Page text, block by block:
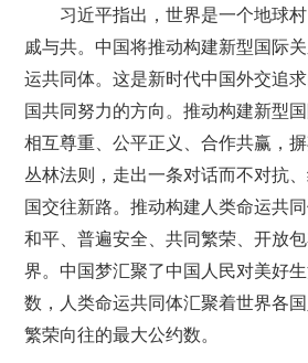
习近平指出，世界是一个地球
戚与共。中国将推动构建新型国际
运共同体。这是新时代中国外交追
国共同努力的方向。推动构建新型
相互尊重、公平正义、合作共赢，
丛林法则，走出一条对话而不对抗
国交往新路。推动构建人类命运共
和平、普遍安全、共同繁荣、开放
界。中国梦汇聚了中国人民对美好
数，人类命运共同体汇聚着世界各国
繁荣向往的最大公约数。